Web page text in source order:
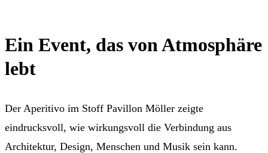
Ein Event, das von Atmosphäre
lebt
Der Aperitivo im Stoff Pavillon Möller zeigte
eindrucksvoll, wie wirkungsvoll die Verbindung aus
Architektur, Design, Menschen und Musik sein kann.